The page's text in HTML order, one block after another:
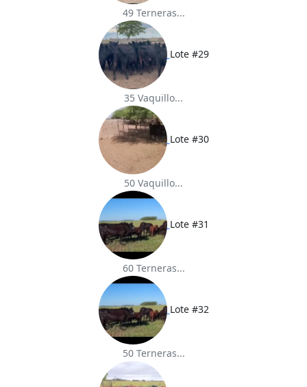
49 Terneras...
Lote #29
35 Vaquillo...
Lote #30
50 Vaquillo...
Lote #31
60 Terneras...
Lote #32
50 Terneras...